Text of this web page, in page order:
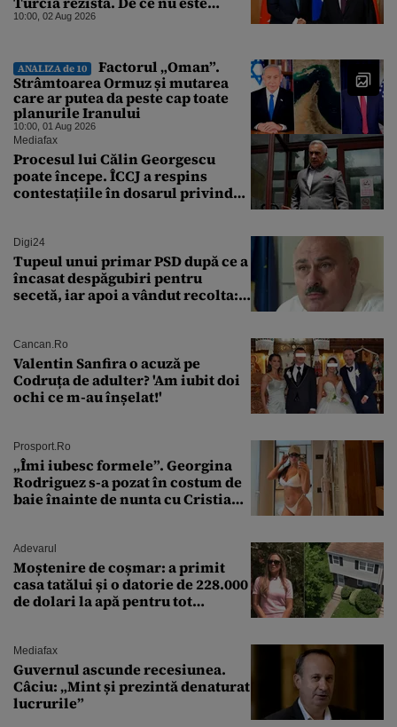
Moscova îngrijorată de
10:00, 02 Aug 2026
ANALIZA de 10
Factorul „Oman”.
Strâmtoarea Ormuz și mutarea
care ar putea da peste cap toate
planurile Iranului
10:00, 01 Aug 2026
Mediafax
Procesul lui Călin Georgescu
poate începe. ÎCCJ a respins
contestațiile în dosarul privind
Digi24
Tupeul unui primar PSD după ce a
încasat despăgubiri pentru
secetă, iar apoi a vândut recolta:
Cancan.ro
Valentin Sanfira o acuză pe
Codruța de adulter? 'Am iubit doi
ochi ce m-au înșelat!'
Prosport.ro
„Îmi iubesc formele”. Georgina
Rodriguez s-a pozat în costum de
baie înainte de nunta cu Cristiano
Adevarul
Moștenire de coșmar: a primit
casa tatălui și o datorie de 228.000
de dolari la apă pentru tot
Mediafax
Guvernul ascunde recesiunea.
Câciu: „Mint și prezintă denaturat
lucrurile”